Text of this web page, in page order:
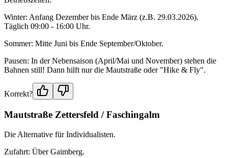
Winter: Anfang Dezember bis Ende März (z.B. 29.03.2026).
Täglich 09:00 - 16:00 Uhr.
Sommer: Mitte Juni bis Ende September/Oktober.
Pausen: In der Nebensaison (April/Mai und November) stehen die
Bahnen still! Dann hilft nur die Mautstraße oder "Hike & Fly".
Korrekt?
Mautstraße Zettersfeld / Faschingalm
Die Alternative für Individualisten.
Zufahrt: Über Gaimberg.